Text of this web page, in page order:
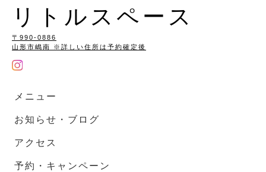
リトルスペース
〒990-0886
山形市嶋南 ※詳しい住所は予約確定後
メニュー
お知らせ・ブログ
アクセス
予約・キャンペーン